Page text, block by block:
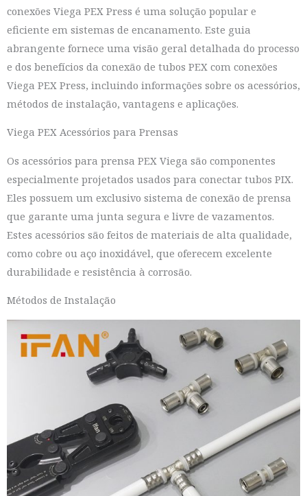
conexões Viega PEX Press é uma solução popular e
eficiente em sistemas de encanamento. Este guia
abrangente fornece uma visão geral detalhada do processo
e dos benefícios da conexão de tubos PEX com conexões
Viega PEX Press, incluindo informações sobre os acessórios,
métodos de instalação, vantagens e aplicações.
Viega PEX Acessórios para Prensas
Os acessórios para prensa PEX Viega são componentes
especialmente projetados usados para conectar tubos PIX.
Eles possuem um exclusivo sistema de conexão de prensa
que garante uma junta segura e livre de vazamentos.
Estes acessórios são feitos de materiais de alta qualidade,
como cobre ou aço inoxidável, que oferecem excelente
durabilidade e resistência à corrosão.
Métodos de Instalação